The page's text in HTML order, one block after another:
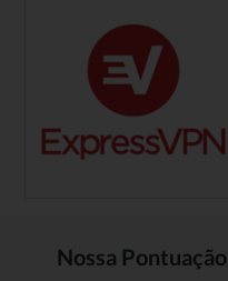
Nossa Pontuação